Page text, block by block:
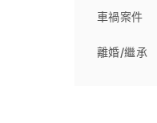
車禍案件
離婚/繼承